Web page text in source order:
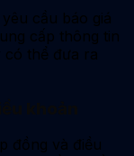
cầu báo giá
cấp thông tin
có thể đưa ra
đồng và điều